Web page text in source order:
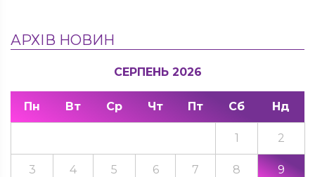
АРХІВ НОВИН
СЕРПЕНЬ 2026
Пн Вт Ср Чт Пт Сб Нд
1 2
3 4 5 6 7 8 9